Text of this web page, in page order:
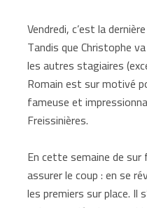
Vendredi, c’est la
Tandis que Christophe
les autres stagiaires
Romain est sur motivé
fameuse et
Freissinières.
En cette semaine de
assurer le coup : en se
les premiers sur place. Il